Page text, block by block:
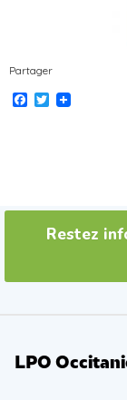
Partager
Facebook
Twitter
Restez
LPO